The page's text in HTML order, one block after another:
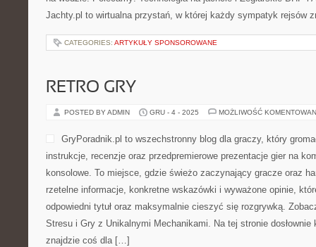
Jachty.pl to wirtualna przystań, w której każdy sympatyk rejsów
CATEGORIES: ARTYKUŁY SPONSOROWANE
RETRO GRY
POSTED BY ADMIN GRU - 4 - 2025 MOŻLIWOŚĆ
GryPoradnik.pl to wszechstronny blog dla graczy, który
instrukcje, recenzje oraz przedpremierowe prezentacje gier na
konsolowe. To miejsce, gdzie świeżo zaczynający gracze oraz
rzetelne informacje, konkretne wskazówki i wyważone opinie,
odpowiedni tytuł oraz maksymalnie cieszyć się rozgrywką.
Stresu i Gry z Unikalnymi Mechanikami. Na tej stronie
znajdzie coś dla […]